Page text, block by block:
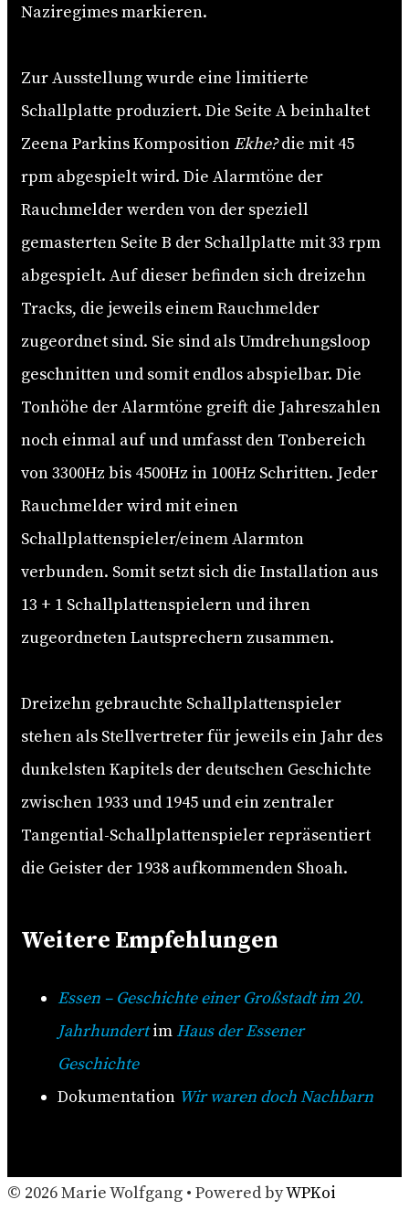
Naziregimes markieren.
Zur Ausstellung wurde eine limitierte
Schallplatte produziert. Die Seite A beinhaltet
Zeena Parkins Komposition Ekhe?die mit 45
rpm abgespielt wird. Die Alarmtöne der
Rauchmelder werden von der speziell
gemasterten Seite B der Schallplatte mit 33 rpm
abgespielt. Auf dieser befinden sich dreizehn
Tracks, die jeweils einem Rauchmelder
zugeordnet sind. Sie sind als Umdrehungsloop
geschnitten und somit endlos abspielbar. Die
Tonhöhe der Alarmtöne greift die Jahreszahlen
noch einmal auf und umfasst den Tonbereich
von 3300Hz bis 4500Hz in 100Hz Schritten. Jeder
Rauchmelder wird mit einen
Schallplattenspieler/einem Alarmton
verbunden. Somit setzt sich die Installation aus
13 + 1 Schallplattenspielern und ihren
zugeordneten Lautsprechern zusammen.
Dreizehn gebrauchte Schallplattenspieler
stehen als Stellvertreter für jeweils ein Jahr des
dunkelsten Kapitels der deutschen Geschichte
zwischen 1933 und 1945 und ein zentraler
Tangential-Schallplattenspieler repräsentiert
die Geister der 1938 aufkommenden Shoah.
Weitere Empfehlungen
Essen – Geschichte einer Großstadt im 20.
Jahrhundert im Haus der Essener
Geschichte
Dokumentation Wir waren doch Nachbarn
© 2026 Marie Wolfgang • Powered byWPKoi